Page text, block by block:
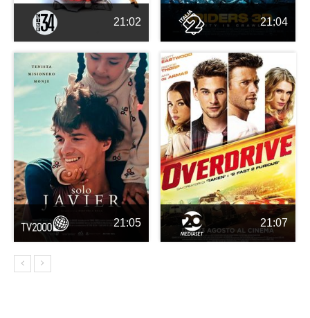
21:02 21:04
21:05 21:07